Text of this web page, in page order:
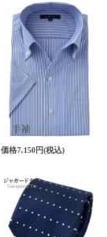
価格7,150円(税込)